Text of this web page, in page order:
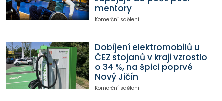
mentory
Komerční sdělení
Dobíjení elektromobilů u
ČEZ stojanů v kraji vzrostlo
o 34 %, na špici poprvé
Nový Jičín
Komerční sdělení